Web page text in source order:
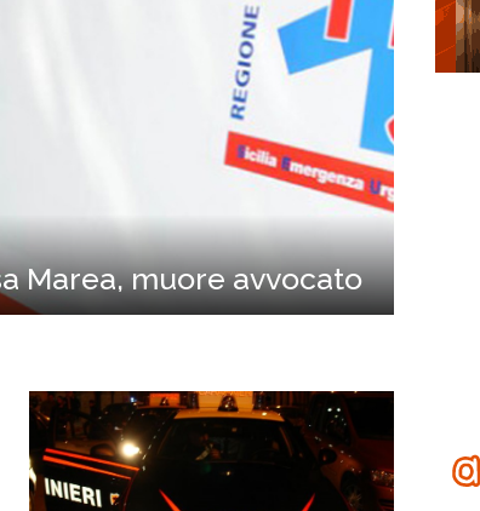
Marea, muore avvocato